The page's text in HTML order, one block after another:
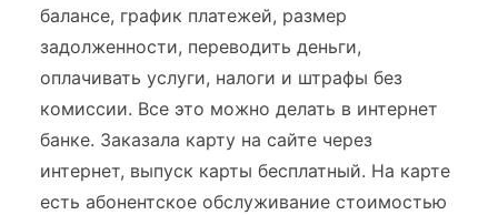
балансе, график платежей, размер
задолженности, переводить деньги,
оплачивать услуги, налоги и штрафы без
комиссии. Все это можно делать в интернет
банке. Заказала карту на сайте через
интернет, выпуск карты бесплатный. На карте
есть абонентское обслуживание стоимостью